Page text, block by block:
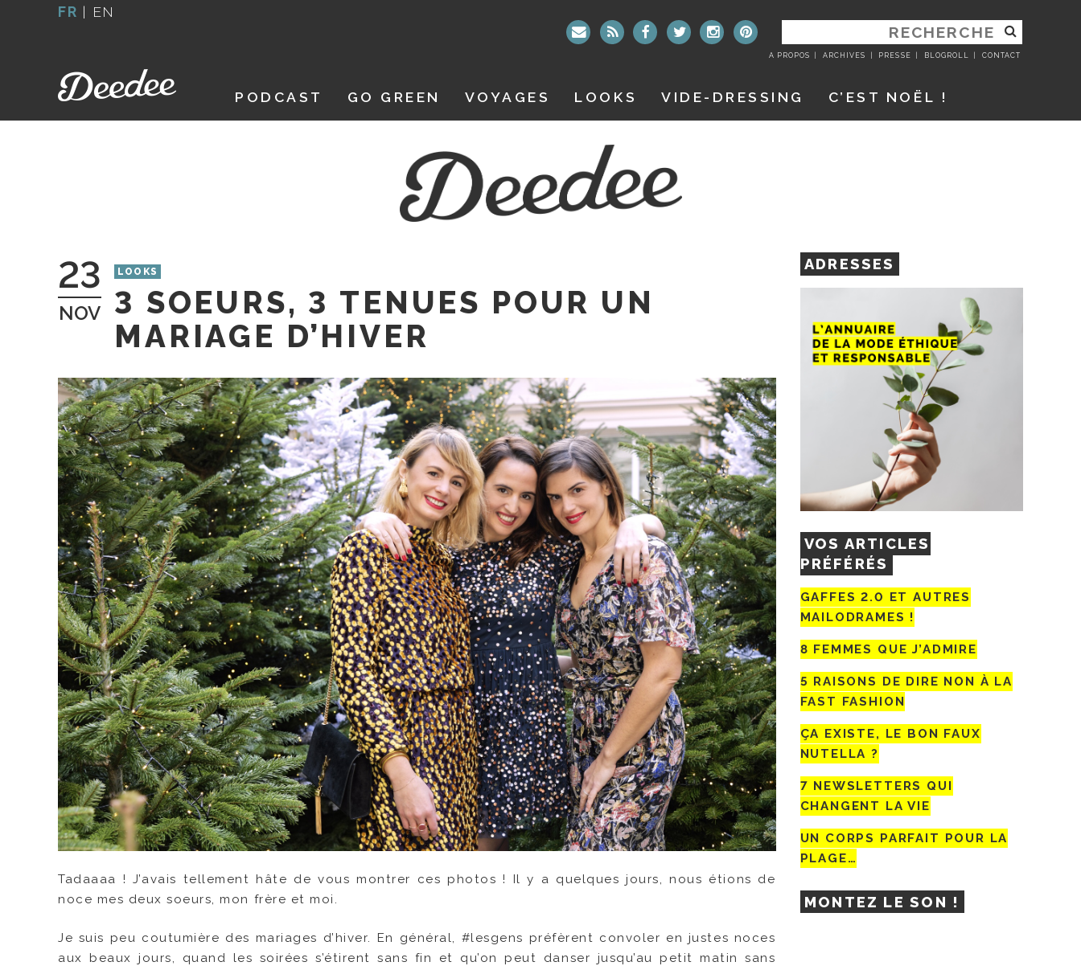
FR | EN
RECHERCHER
:
A PROPOS ARCHIVES PRESSE BLOGROLL CONTACT
PODCAST GO GREEN VOYAGES LOOKS VIDE-DRESSING C’EST NOËL !
23
NOV
LOOKS
3 SOEURS, 3 TENUES POUR UN
MARIAGE D’HIVER
Tadaaaa ! J’avais tellement hâte de vous montrer ces photos ! Il y a quelques jours, nous étions de
noce mes deux soeurs, mon frère et moi.
Je suis peu coutumière des mariages d’hiver. En général, #lesgens préfèrent convoler en justes noces
aux beaux jours, quand les soirées s’étirent sans fin et qu’on peut danser jusqu’au petit matin sans
ADRESSES
VOS ARTICLES
PRÉFÉRÉS
GAFFES 2.0 ET AUTRES
MAILODRAMES !
8 FEMMES QUE J’ADMIRE
5 RAISONS DE DIRE NON À LA
FAST FASHION
ÇA EXISTE, LE BON FAUX
NUTELLA ?
7 NEWSLETTERS QUI
CHANGENT LA VIE
UN CORPS PARFAIT POUR LA
PLAGE…
MONTEZ LE SON !